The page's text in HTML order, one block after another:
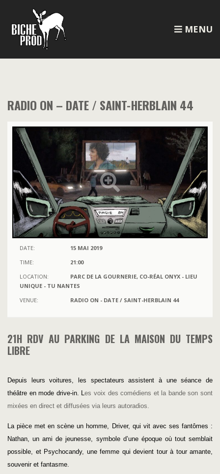
MENU
RADIO ON – DATE / SAINT-HERBLAIN 44
DATE:
15 MAI 2019
TIME:
21:00
LOCATION:
PARC DE LA GOURNERIE, CO-RÉAL ONYX - LIEU
UNIQUE - TU NANTES
VENUE:
RADIO ON - DATE / SAINT-HERBLAIN 44
21H RDV AU PARKING DE LA MAISON DU TEMPS
LIBRE
Depuis leurs voitures, les spectateurs assistent à une séance de
théâtre en mode drive-in. Les voix des comédiens et la bande son sont
mixées en direct et diffusées via leurs autoradios.
La pièce met en scène un homme, Driver, qui vit avec ses fantômes :
Nathan, un ami de jeunesse, symbole d’une époque où tout semblait
possible, et Psychocandy, une femme qui devient tour à tour amante,
souvenir et fantasme.